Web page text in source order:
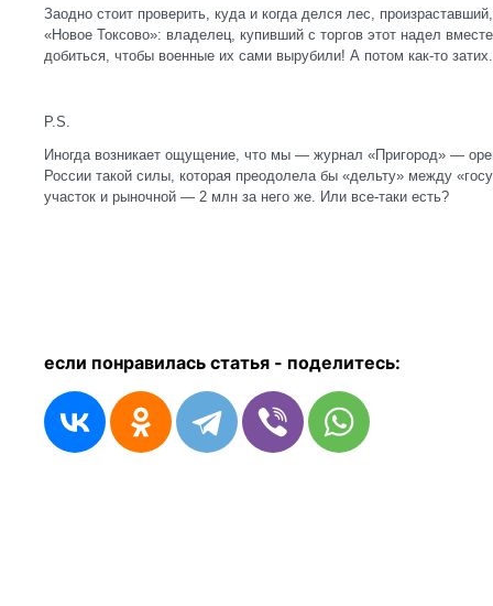
Заодно стоит проверить, куда и когда делся лес,
«Новое Токсово»: владелец, купивший с торгов этот надел
добиться, чтобы военные их сами вырубили! А потом как-то
P.S.
Иногда возникает ощущение, что мы — журнал «Пригород» —
России такой силы, которая преодолела бы «дельту» между
участок и рыночной — 2 млн за него же. Или все-таки есть?
если понравилась статья - поделитесь: